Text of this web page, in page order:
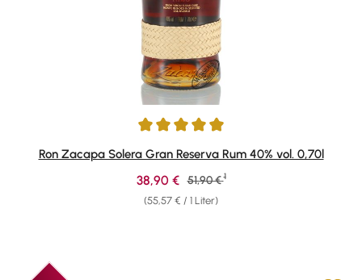
Durchschnittliche Bewertung von 4.88 von 5 Sternen
Ron Zacapa Solera Gran Reserva Rum 40% vol. 0,70l
(55,57 € / 1 Liter)
Verkaufspreis:
38,90 € Regulärer Preis:
51,90 € 1